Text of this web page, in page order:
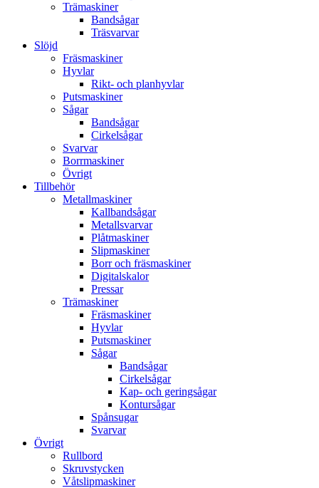
Trämaskiner
Bandsågar
Träsvarvar
Slöjd
Fräsmaskiner
Hyvlar
Rikt- och planhyvlar
Putsmaskiner
Sågar
Bandsågar
Cirkelsågar
Svarvar
Borrmaskiner
Övrigt
Tillbehör
Metallmaskiner
Kallbandsågar
Metallsvarvar
Plåtmaskiner
Slipmaskiner
Borr och fräsmaskiner
Digitalskalor
Pressar
Trämaskiner
Fräsmaskiner
Hyvlar
Putsmaskiner
Sågar
Bandsågar
Cirkelsågar
Kap- och geringsågar
Kontursågar
Spånsugar
Svarvar
Övrigt
Rullbord
Skruvstycken
Våtslipmaskiner